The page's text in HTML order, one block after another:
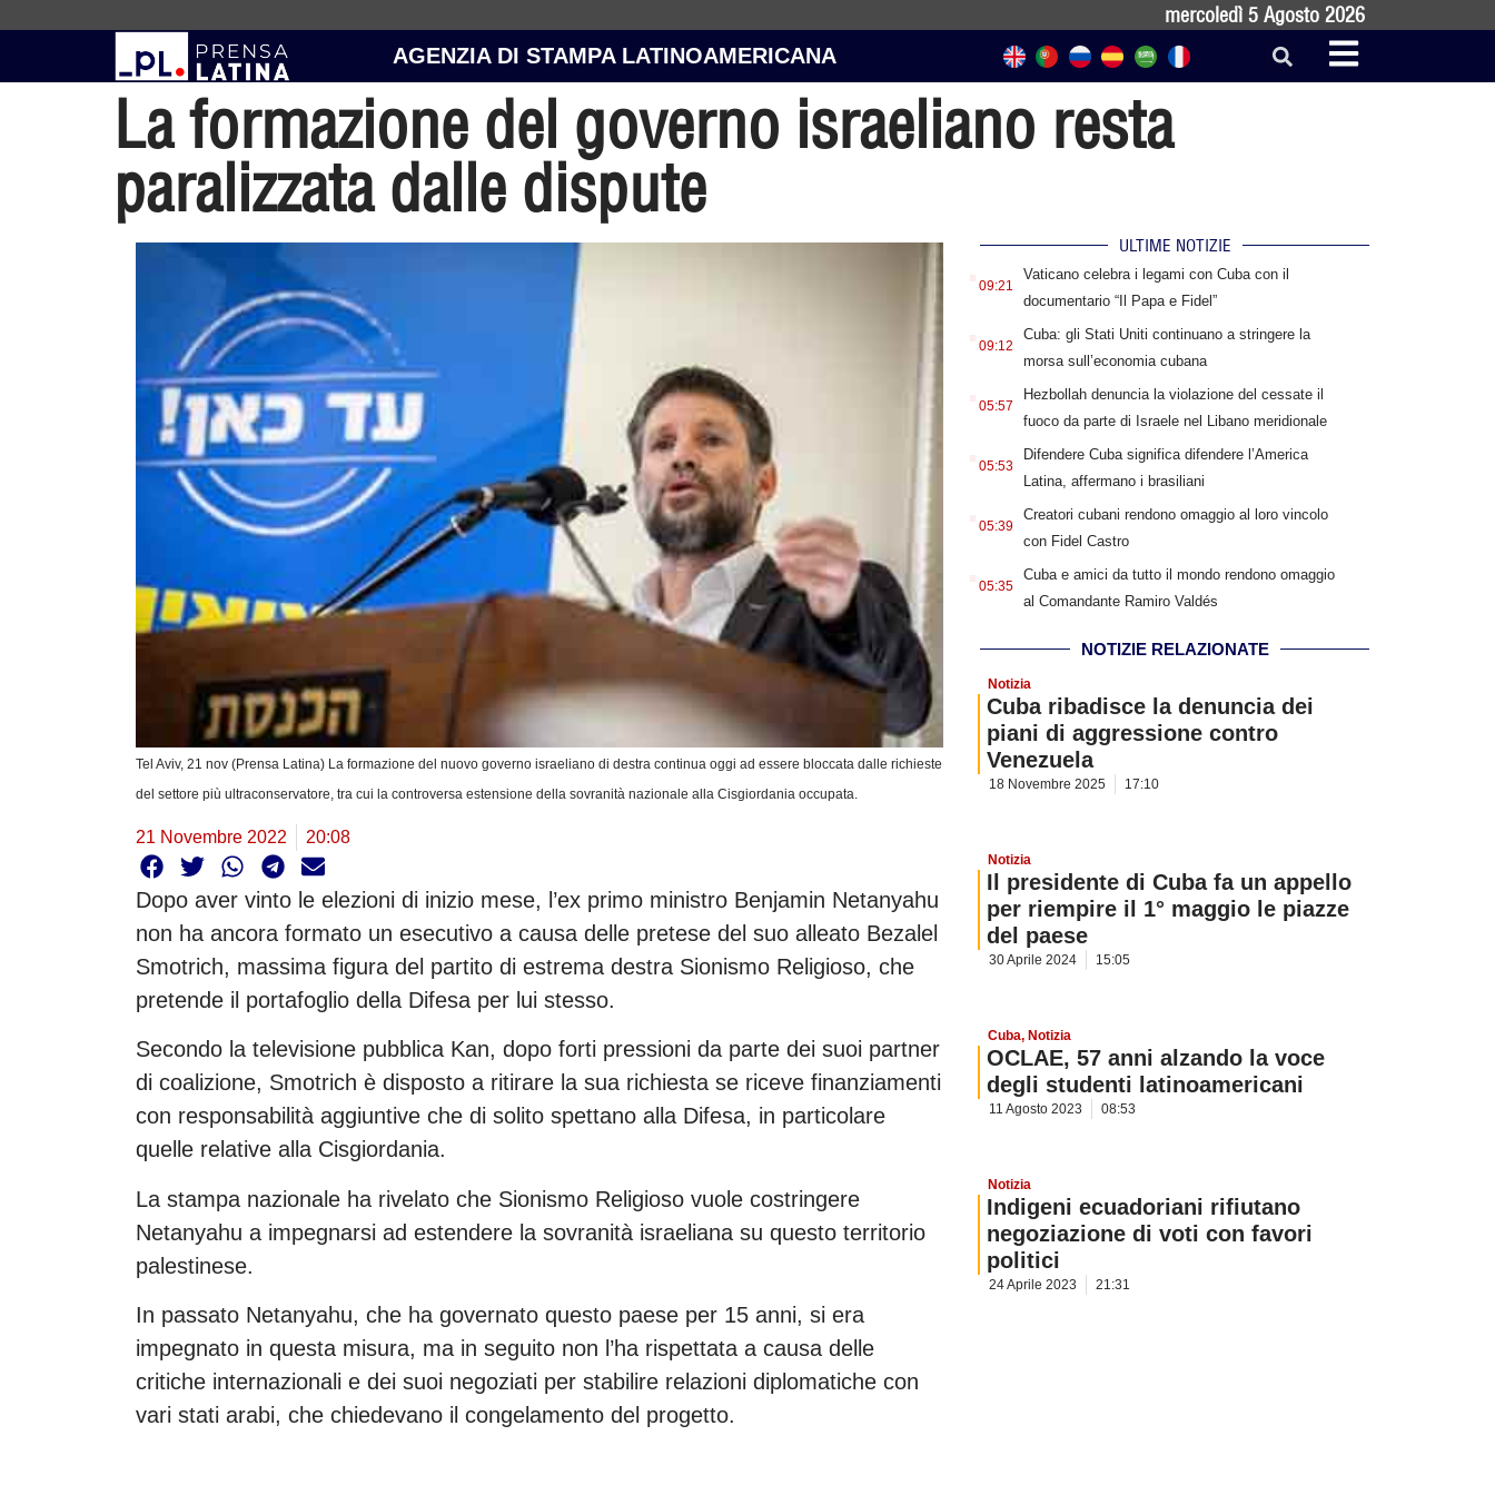
mercoledì 5 Agosto 2026
AGENZIA DI STAMPA LATINOAMERICANA
La formazione del governo israeliano resta
paralizzata dalle dispute
Tel Aviv, 21 nov (Prensa Latina) La formazione del nuovo governo israeliano di destra continua oggi ad essere bloccata dalle richieste
del settore più ultraconservatore, tra cui la controversa estensione della sovranità nazionale alla Cisgiordania occupata.
21 Novembre 2022 20:08
Dopo aver vinto le elezioni di inizio mese, l’ex primo ministro Benjamin Netanyahu
non ha ancora formato un esecutivo a causa delle pretese del suo alleato Bezalel
Smotrich, massima figura del partito di estrema destra Sionismo Religioso, che
pretende il portafoglio della Difesa per lui stesso.
Secondo la televisione pubblica Kan, dopo forti pressioni da parte dei suoi partner
di coalizione, Smotrich è disposto a ritirare la sua richiesta se riceve finanziamenti
con responsabilità aggiuntive che di solito spettano alla Difesa, in particolare
quelle relative alla Cisgiordania.
La stampa nazionale ha rivelato che Sionismo Religioso vuole costringere
Netanyahu a impegnarsi ad estendere la sovranità israeliana su questo territorio
palestinese.
In passato Netanyahu, che ha governato questo paese per 15 anni, si era
impegnato in questa misura, ma in seguito non l’ha rispettata a causa delle
critiche internazionali e dei suoi negoziati per stabilire relazioni diplomatiche con
vari stati arabi, che chiedevano il congelamento del progetto.
ULTIME NOTIZIE
09:21
Vaticano celebra i legami con Cuba con il
documentario “Il Papa e Fidel”
09:12
Cuba: gli Stati Uniti continuano a stringere la
morsa sull’economia cubana
05:57
Hezbollah denuncia la violazione del cessate il
fuoco da parte di Israele nel Libano meridionale
05:53
Difendere Cuba significa difendere l’America
Latina, affermano i brasiliani
05:39
Creatori cubani rendono omaggio al loro vincolo
con Fidel Castro
05:35
Cuba e amici da tutto il mondo rendono omaggio
al Comandante Ramiro Valdés
NOTIZIE RELAZIONATE
Notizia
Cuba ribadisce la denuncia dei
piani di aggressione contro
Venezuela
18 Novembre 2025 17:10
Notizia
Il presidente di Cuba fa un appello
per riempire il 1° maggio le piazze
del paese
30 Aprile 2024 15:05
Cuba, Notizia
OCLAE, 57 anni alzando la voce
degli studenti latinoamericani
11 Agosto 2023 08:53
Notizia
Indigeni ecuadoriani rifiutano
negoziazione di voti con favori
politici
24 Aprile 2023 21:31